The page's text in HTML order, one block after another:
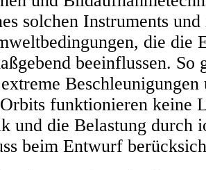
solchen Instruments
die die
beeinflussen. So
funktionieren keine
und die Belastung durch
beim Entwurf